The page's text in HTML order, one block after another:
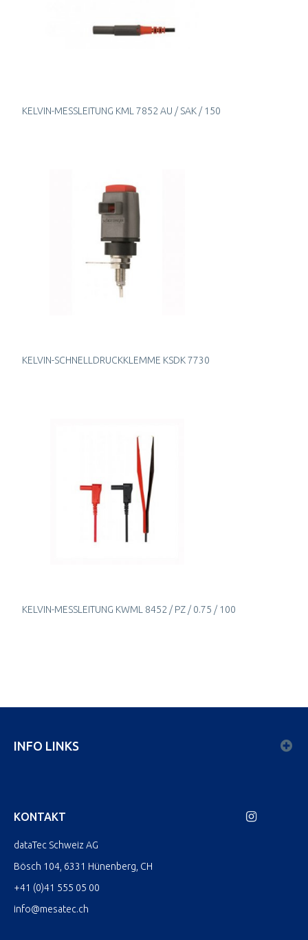
KELVIN-MESSLEITUNG KML 7852 AU / SAK / 150
KELVIN-SCHNELLDRUCKKLEMME KSDK 7730
KELVIN-MESSLEITUNG KWML 8452 / PZ / 0.75 / 100
INFO LINKS
KONTAKT
dataTec Schweiz AG
Bösch 104, 6331 Hünenberg, CH
+41 (0)41 555 05 00
info@mesatec.ch